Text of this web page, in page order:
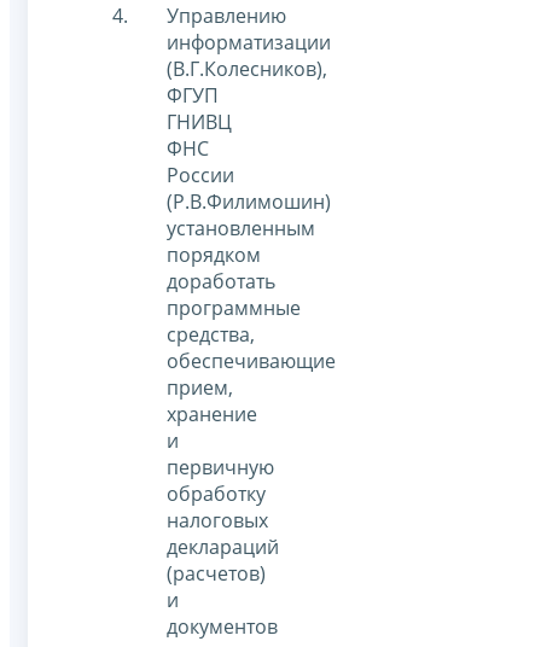
Управлению
информатизации
(В.Г.Колесников),
ФГУП
ГНИВЦ
ФНС
России
(Р.В.Филимошин)
установленным
порядком
доработать
программные
средства,
обеспечивающие
прием,
хранение
и
первичную
обработку
налоговых
деклараций
(расчетов)
и
документов